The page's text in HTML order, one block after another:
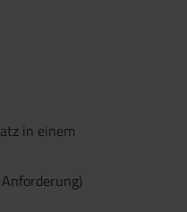
in einem